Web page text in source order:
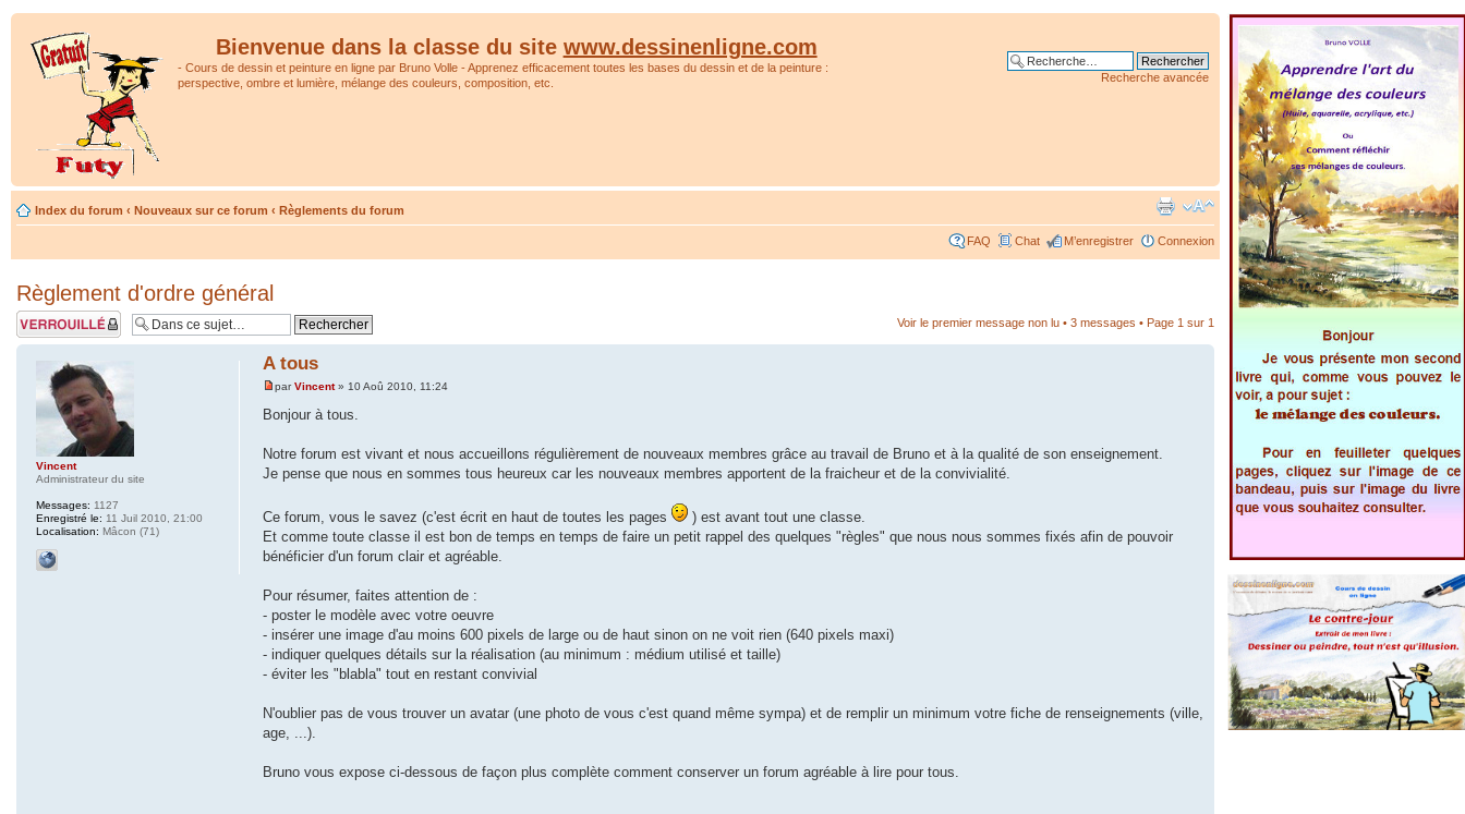
Bienvenue dans la classe du site www.dessinenligne.com
- Cours de dessin et peinture en ligne par Bruno Volle - Apprenez efficacement toutes les bases du dessin et de la peinture :
perspective, ombre et lumière, mélange des couleurs, composition, etc.
Recherche avancée
Index du forum ‹ Nouveaux sur ce forum ‹ Règlements du forum
FAQ Chat M’enregistrer Connexion
Règlement d'ordre général
Sujet verrouillé Voir le premier message non lu• 3 messages • Page 1 sur 1
A tous
parVincent» 10 Aoû 2010, 11:24
Bonjour à tous.
Notre forum est vivant et nous accueillons régulièrement de nouveaux membres grâce au travail de Bruno et à la qualité de son enseignement.
Je pense que nous en sommes tous heureux car les nouveaux membres apportent de la fraicheur et de la convivialité.
Ce forum, vous le savez (c'est écrit en haut de toutes les pages
) est avant tout une classe.
Et comme toute classe il est bon de temps en temps de faire un petit rappel des quelques "règles" que nous nous sommes fixés afin de pouvoir
bénéficier d'un forum clair et agréable.
Pour résumer, faites attention de :
- poster le modèle avec votre oeuvre
- insérer une image d'au moins 600 pixels de large ou de haut sinon on ne voit rien (640 pixels maxi)
- indiquer quelques détails sur la réalisation (au minimum : médium utilisé et taille)
- éviter les "blabla" tout en restant convivial
N'oublier pas de vous trouver un avatar (une photo de vous c'est quand même sympa) et de remplir un minimum votre fiche de renseignements (ville,
age, ...).
Bruno vous expose ci-dessous de façon plus complète comment conserver un forum agréable à lire pour tous.
Vincent
Administrateur du site
Messages: 1127
Enregistré le: 11 Juil 2010, 21:00
Localisation: Mâcon (71)